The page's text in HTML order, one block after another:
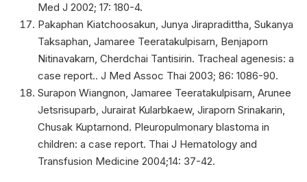
Med J 2002; 17: 180-4.
Pakaphan Kiatchoosakun, Junya Jirapradittha, Sukanya
Taksaphan, Jamaree Teeratakulpisarn, Benjaporn
Nitinavakarn, Cherdchai Tantisirin. Tracheal agenesis: a
case report.. J Med Assoc Thai 2003; 86: 1086-90.
Surapon Wiangnon, Jamaree Teeratakulpisarn, Arunee
Jetsrisuparb, Jurairat Kularbkaew, Jiraporn Srinakarin,
Chusak Kuptarnond. Pleuropulmonary blastoma in
children: a case report. Thai J Hematology and
Transfusion Medicine 2004;14: 37-42.